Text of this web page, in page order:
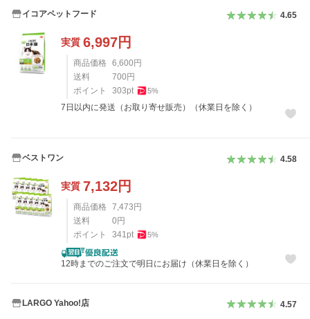
イコアペットフード 4.65
実質 6,997円
商品価格 6,600 円
送料
700 円
ポイント
303pt 5%
7日以内に発送（お取り寄せ販売）（休業日を除く）
ベストワン 4.58
実質 7,132円
商品価格 7,473 円
送料
0 円
ポイント
341pt 5%
12時までのご注文で明日にお届け（休業日を除く）
LARGO Yahoo!店 4.57